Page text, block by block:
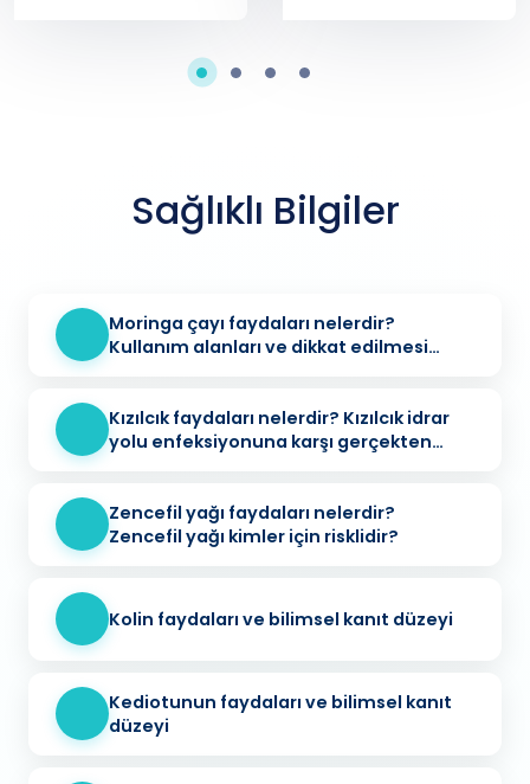
Sağlıklı Bilgiler
Moringa çayı faydaları nelerdir?
Kullanım alanları ve dikkat edilmesi
Kızılcık faydaları nelerdir? Kızılcık idrar
yolu enfeksiyonuna karşı gerçekten
Zencefil yağı faydaları nelerdir?
Zencefil yağı kimler için risklidir?
Kolin faydaları ve bilimsel kanıt düzeyi
Kediotunun faydaları ve bilimsel kanıt
düzeyi